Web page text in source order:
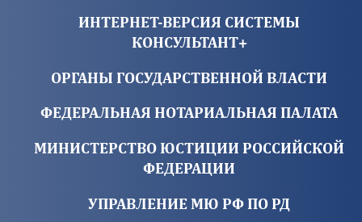
ИНТЕРНЕТ-ВЕРСИЯ СИСТЕМЫ
КОНСУЛЬТАНТ+
ОРГАНЫ ГОСУДАРСТВЕННОЙ ВЛАСТИ
ФЕДЕРАЛЬНАЯ НОТАРИАЛЬНАЯ ПАЛАТА
МИНИСТЕРСТВО ЮСТИЦИИ РОССИЙСКОЙ
ФЕДЕРАЦИИ
УПРАВЛЕНИЕ МЮ РФ ПО РД